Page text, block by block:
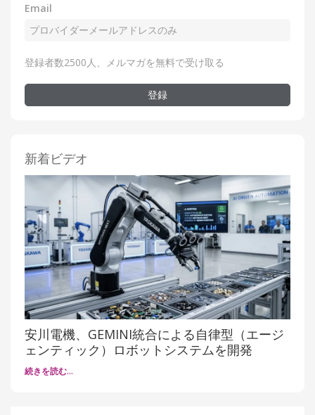
Email
登録者数2500人、メルマガを無料で受け取る
登録
新着ビデオ
安川電機、GEMINI統合による自律型（エージ
ェンティック）ロボットシステムを開発
続きを読む…